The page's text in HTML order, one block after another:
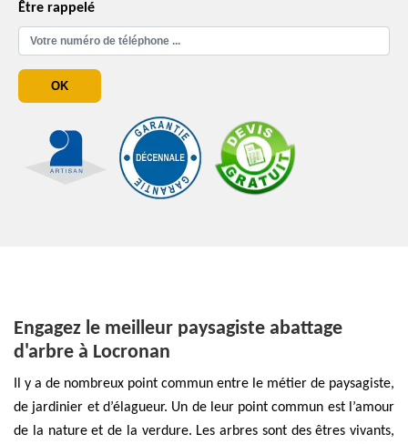
Être rappelé
Engagez le meilleur paysagiste abattage
d'arbre à Locronan
Il y a de nombreux point commun entre le métier de paysagiste,
de jardinier et d’élagueur. Un de leur point commun est l’amour
de la nature et de la verdure. Les arbres sont des êtres vivants,